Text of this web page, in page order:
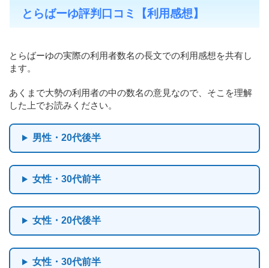
とらばーゆ評判口コミ【利用感想】
とらばーゆの実際の利用者数名の長文での利用感想を共有し
ます。
あくまで大勢の利用者の中の数名の意見なので、そこを理解
した上でお読みください。
男性・20代後半
女性・30代前半
女性・20代後半
女性・30代前半